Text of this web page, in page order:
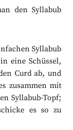
den Syllabub
Syllabub
eine Schüssel,
Curd ab, und
zusammen mit
Syllabub-Topf;
es so zu